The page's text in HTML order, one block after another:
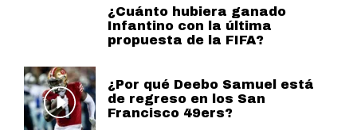
¿Cuánto hubiera ganado
Infantino con la última
propuesta de la FIFA?
¿Por qué Deebo Samuel está
de regreso en los San
Francisco 49ers?